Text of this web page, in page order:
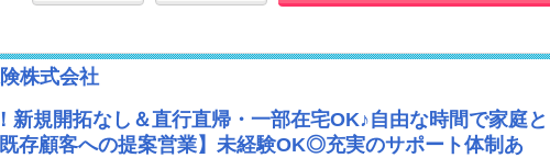
株式会社
新規開拓なし＆直行直帰・一部在宅OK♪自由な時間で家庭と
存顧客への提案営業】未経験OK◎充実のサポート体制あ